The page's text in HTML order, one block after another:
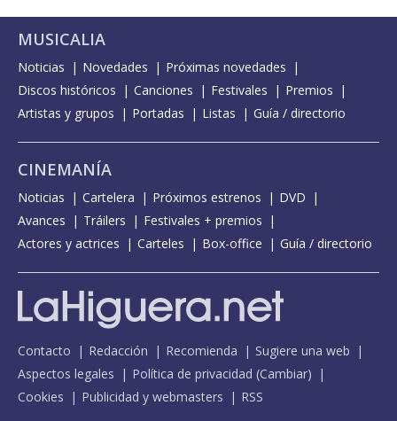
MUSICALIA
Noticias Novedades
Próximas novedades
Discos históricos
Canciones Festivales
Premios
Artistas y grupos
Portadas Listas Guía / directorio
CINEMANÍA
Noticias Cartelera Próximos estrenos
DVD
Avances
Tráilers
Festivales + premios
Actores y actrices
Carteles Box-office Guía / directorio
Contacto Redacción Recomienda
Sugiere una web
Aspectos legales
Política de privacidad (Cambiar)
Cookies
Publicidad y webmasters RSS